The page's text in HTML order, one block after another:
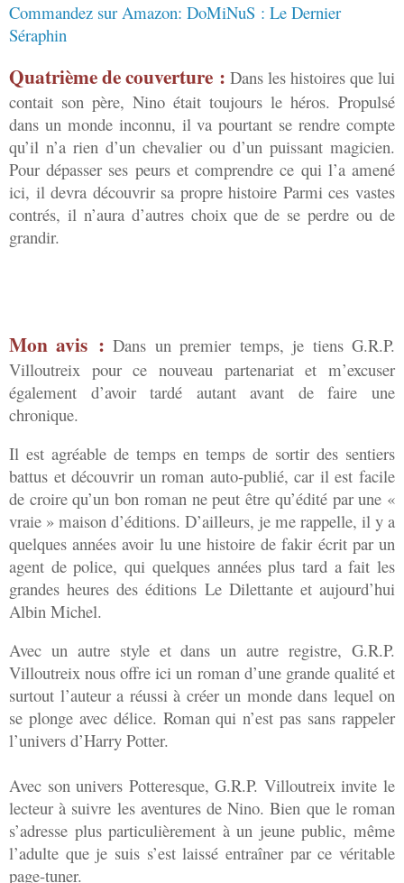
Commandez sur Amazon: DoMiNuS : Le Dernier
Séraphin
Quatrième de couverture : Dans les histoires que lui
contait son père, Nino était toujours le héros. Propulsé
dans un monde inconnu, il va pourtant se rendre compte
qu’il n’a rien d’un chevalier ou d’un puissant magicien.
Pour dépasser ses peurs et comprendre ce qui l’a amené
ici, il devra découvrir sa propre histoire Parmi ces vastes
contrés, il n’aura d’autres choix que de se perdre ou de
grandir.
Mon avis : Dans un premier temps, je tiens G.R.P.
Villoutreix pour ce nouveau partenariat et m’excuser
également d’avoir tardé autant avant de faire une
chronique.
Il est agréable de temps en temps de sortir des sentiers
battus et découvrir un roman auto-publié, car il est facile
de croire qu’un bon roman ne peut être qu’édité par une «
vraie » maison d’éditions. D’ailleurs, je me rappelle, il y a
quelques années avoir lu une histoire de fakir écrit par un
agent de police, qui quelques années plus tard a fait les
grandes heures des éditions Le Dilettante et aujourd’hui
Albin Michel.
Avec un autre style et dans un autre registre, G.R.P.
Villoutreix nous offre ici un roman d’une grande qualité et
surtout l’auteur a réussi à créer un monde dans lequel on
se plonge avec délice. Roman qui n’est pas sans rappeler
l’univers d’Harry Potter.
Avec son univers Potteresque, G.R.P. Villoutreix invite le
lecteur à suivre les aventures de Nino. Bien que le roman
s’adresse plus particulièrement à un jeune public, même
l’adulte que je suis s’est laissé entraîner par ce véritable
page-tuner.